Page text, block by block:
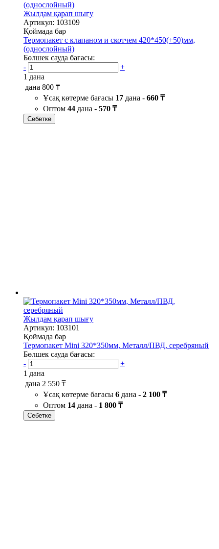
Жылдам қарап шығу
Артикул: 103109
Қоймада бар
Термопакет с клапаном и скотчем 420*450(+50)мм,
(однослойный)
Бөлшек сауда бағасы:
-
+
1 дана
дана 800 ₸
Ұсақ көтерме бағасы 17 дана - 660 ₸
Оптом 44 дана - 570 ₸
Себетке
Жылдам қарап шығу
Артикул: 103101
Қоймада бар
Термопакет Mini 320*350мм, Металл/ПВД, серебряный
Бөлшек сауда бағасы:
-
+
1 дана
дана 2 550 ₸
Ұсақ көтерме бағасы 6 дана - 2 100 ₸
Оптом 14 дана - 1 800 ₸
Себетке